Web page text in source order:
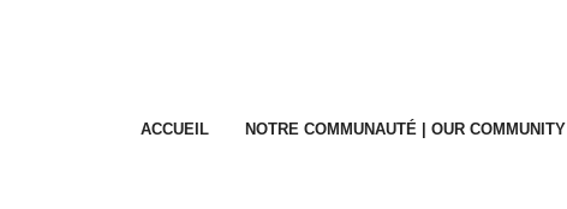
ACCUEIL NOTRE COMMUNAUTÉ | OUR COMMUNITY